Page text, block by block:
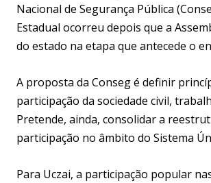
Nacional de Segurança Pública
Estadual ocorreu depois que a
do estado na etapa que antecede o
A proposta da Conseg é definir
participação da sociedade civil,
Pretende, ainda, consolidar a
participação no âmbito do Sistema
Para Uczai, a participação popular